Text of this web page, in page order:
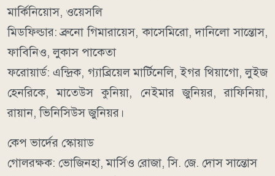
মার্কিনিয়োস, ওয়েসলি
মিডফিল্ডার: ব্রুনো গিমারায়েস, কাসেমিরো, দানিলো সান্তোস,
ফাবিনিও, লুকাস পাকেতা
ফরোয়ার্ড: এন্দ্রিক, গ্যাব্রিয়েল মার্টিনেলি, ইগর থিয়াগো, লুইজ
হেনরিকে, মাতেউস কুনিয়া, নেইমার জুনিয়র, রাফিনিয়া,
রায়ান, ভিনিসিউস জুনিয়র।
কেপ ভার্দের স্কোয়াড
গোলরক্ষক: ভোজিনহা, মার্সিও রোজা, সি. জে. দোস সান্তোস